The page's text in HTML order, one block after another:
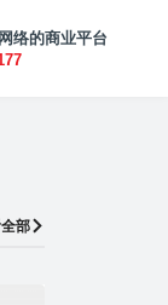
络的商业平台
部